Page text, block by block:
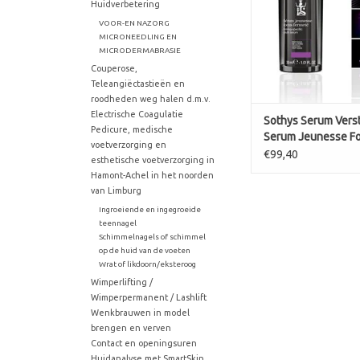
Huidverbetering
VOOR-EN NAZORG
MICRONEEDLING EN
MICRODERMABRASIE
Couperose,
Teleangiëctastieën en
roodheden weg halen d.m.v.
Electrische Coagulatie
Pedicure, medische
voetverzorging en
esthetische voetverzorging in
Hamont-Achel in het noorden
van Limburg
Ingroeiende en ingegroeide
teennagel
Schimmelnagels of schimmel
op de huid van de voeten
Wrat of likdoorn/eksteroog
Wimperlifting /
Wimperpermanent / Lashlift
Wenkbrauwen in model
brengen en verven
Contact en openingsuren
te verstevigen
gelaatstrekken
Voordelen:
Poriën minder
TOEVOEGEN AAN
Sothys Serum
Serum Jeunesse
Fermeté
€99,40